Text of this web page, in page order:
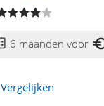
6 maanden voor
Vergelijken